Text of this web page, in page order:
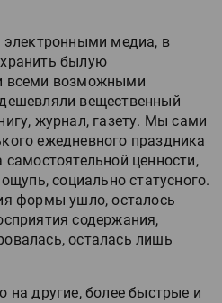
электронными медиа, в
былую
всеми возможными
вещественный
журнал, газету. Мы сами
ежедневного праздника
ценности,
социально статусного.
формы ушло, осталось
содержания,
осталась лишь
другие, более быстрые и